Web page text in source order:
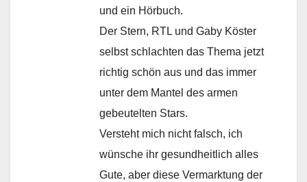
und ein Hörbuch.
Der Stern, RTL und Gaby Köster
selbst schlachten das Thema jetzt
richtig schön aus und das immer
unter dem Mantel des armen
gebeutelten Stars.
Versteht mich nicht falsch, ich
wünsche ihr gesundheitlich alles
Gute, aber diese Vermarktung der